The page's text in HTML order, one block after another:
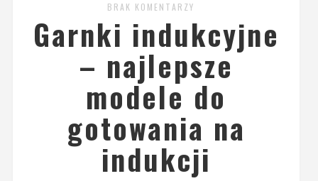
BRAK KOMENTARZY
Garnki indukcyjne
– najlepsze
modele do
gotowania na
indukcji